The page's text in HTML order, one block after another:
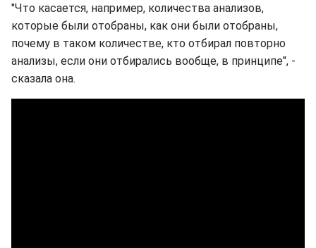
"Что касается, например, количества анализов,
которые были отобраны, как они были отобраны,
почему в таком количестве, кто отбирал повторно
анализы, если они отбирались вообще, в принципе", -
сказала она.